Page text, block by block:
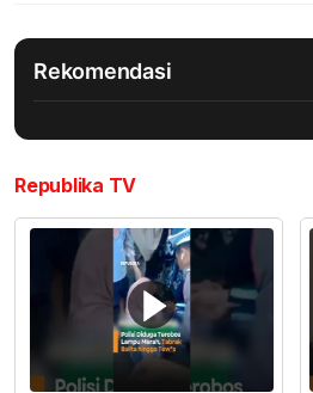
Rekomendasi
Republika TV